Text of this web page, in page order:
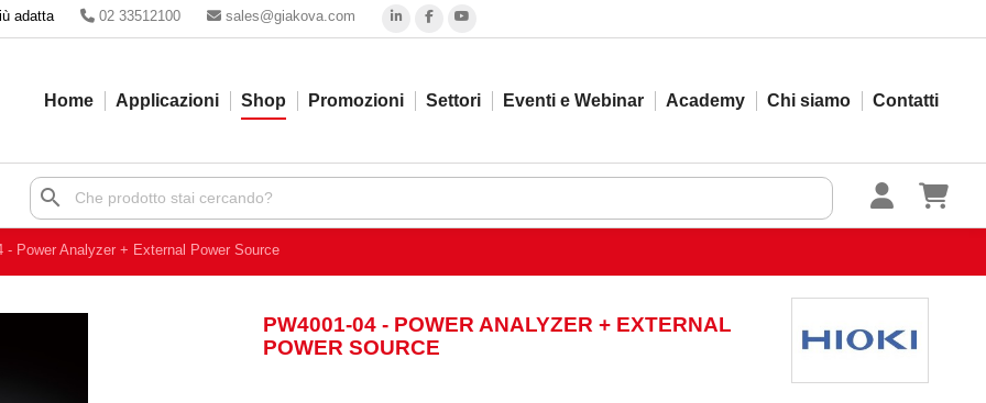
adatta 02 33512100 sales@giakova.com
Home Applicazioni Shop Promozioni Settori Eventi e Webinar Academy Chi siamo Contatti
search
- Power Analyzer + External Power Source
PW4001-04 - POWER ANALYZER + EXTERNAL
POWER SOURCE